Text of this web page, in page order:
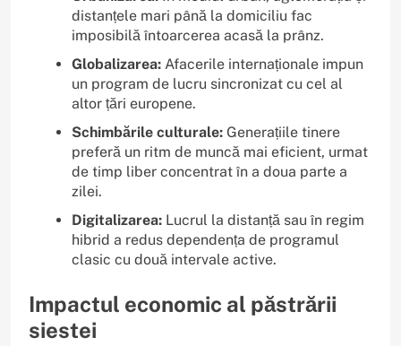
distanțele mari până la domiciliu fac
imposibilă întoarcerea acasă la prânz.
Globalizarea: Afacerile internaționale impun
un program de lucru sincronizat cu cel al
altor țări europene.
Schimbările culturale: Generațiile tinere
preferă un ritm de muncă mai eficient, urmat
de timp liber concentrat în a doua parte a
zilei.
Digitalizarea: Lucrul la distanță sau în regim
hibrid a redus dependența de programul
clasic cu două intervale active.
Impactul economic al păstrării
siestei